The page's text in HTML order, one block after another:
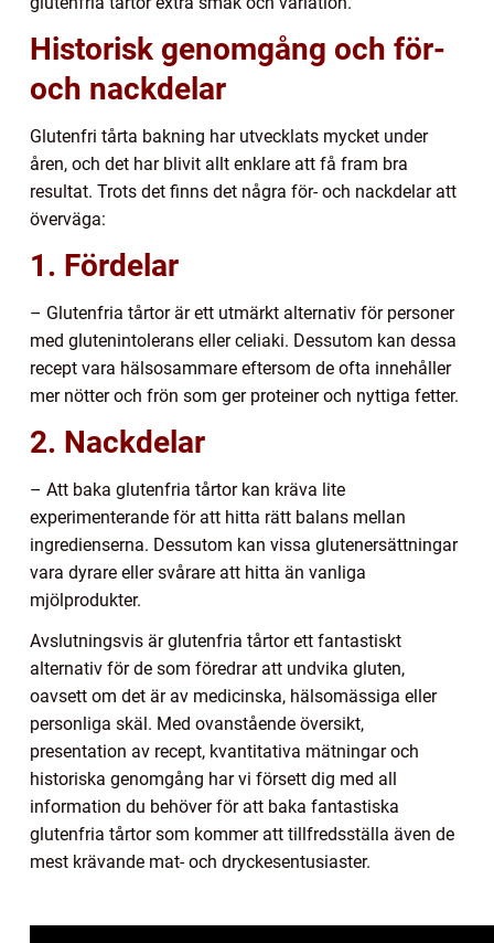
Historisk genomgång och för-
och nackdelar
Glutenfri tårta bakning har utvecklats mycket under
åren, och det har blivit allt enklare att få fram bra
resultat. Trots det finns det några för- och nackdelar att
överväga:
1. Fördelar
– Glutenfria tårtor är ett utmärkt alternativ för personer
med glutenintolerans eller celiaki. Dessutom kan dessa
recept vara hälsosammare eftersom de ofta innehåller
mer nötter och frön som ger proteiner och nyttiga fetter.
2. Nackdelar
– Att baka glutenfria tårtor kan kräva lite
experimenterande för att hitta rätt balans mellan
ingredienserna. Dessutom kan vissa glutenersättningar
vara dyrare eller svårare att hitta än vanliga
mjölprodukter.
Avslutningsvis är glutenfria tårtor ett fantastiskt
alternativ för de som föredrar att undvika gluten,
oavsett om det är av medicinska, hälsomässiga eller
personliga skäl. Med ovanstående översikt,
presentation av recept, kvantitativa mätningar och
historiska genomgång har vi försett dig med all
information du behöver för att baka fantastiska
glutenfria tårtor som kommer att tillfredsställa även de
mest krävande mat- och dryckesentusiaster.